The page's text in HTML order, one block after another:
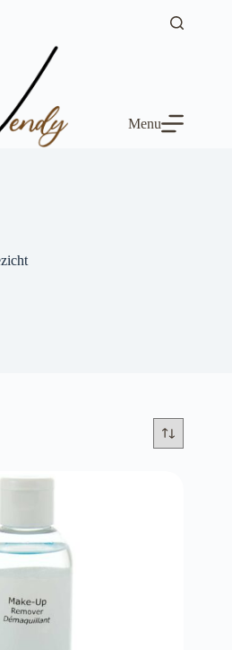
Menu